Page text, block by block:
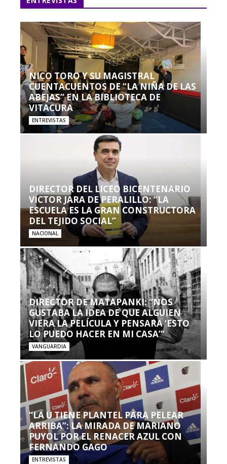
NICO TORO Y SU MAGISTRAL
CUENTACUENTOS DE “LA NIÑA DE LAS
ABEJAS” EN LA BIBLIOTECA DE
VITACURA
ENTREVISTAS
DIRECTOR DEL LICEO BICENTENARIO
VÍCTOR JARA DE PERALILLO: “LA
ESCUELA ES LA GRAN CONSTRUCTORA
DEL TEJIDO SOCIAL”
NACIONAL
DIRECTOR DE MATAPANKI: “NOS
GUSTABA LA IDEA DE QUE ALGUIEN
VIERA LA PELÍCULA Y PENSARA ‘ESTO
LO PUEDO HACER EN MI CASA’”
VANGUARDIA
“LA U TIENE PLANTEL PARA PELEAR
ARRIBA”: LA MIRADA DE MARIANO
PUYOL POR EL RENACER AZUL CON
FERNANDO GAGO
ENTREVISTAS